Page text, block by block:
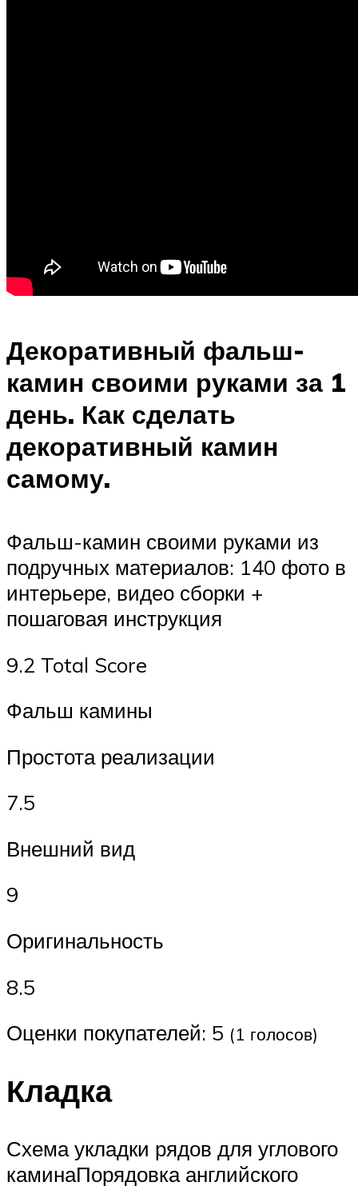
Декоративный фальш-
камин своими руками за 1
день. Как сделать
декоративный камин
самому.
Фальш-камин своими руками из
подручных материалов: 140 фото в
интерьере, видео сборки +
пошаговая инструкция
9.2 Total Score
Фальш камины
Простота реализации
7.5
Внешний вид
9
Оригинальность
8.5
Оценки покупателей: 5 (1 голосов)
Кладка
Схема укладки рядов для углового
каминаПорядовка английского